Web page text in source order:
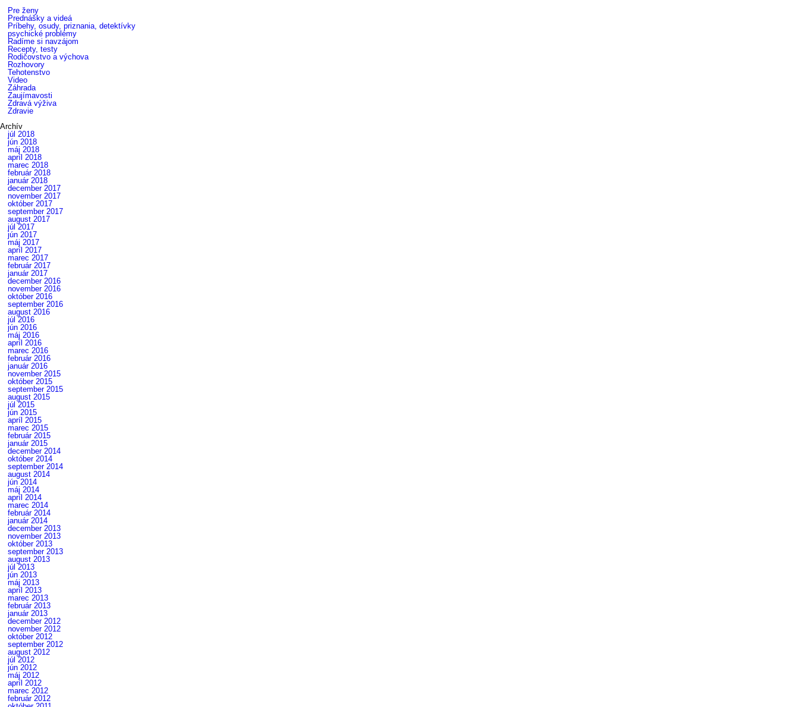
Pre ženy
Prednášky a videá
Príbehy, osudy, priznania, detektívky
psychické problémy
Radíme si navzájom
Recepty, testy
Rodičovstvo a výchova
Rozhovory
Tehotenstvo
Video
Záhrada
Zaujímavosti
Zdravá výživa
Zdravie
Archív
júl 2018
jún 2018
máj 2018
apríl 2018
marec 2018
február 2018
január 2018
december 2017
november 2017
október 2017
september 2017
august 2017
júl 2017
jún 2017
máj 2017
apríl 2017
marec 2017
február 2017
január 2017
december 2016
november 2016
október 2016
september 2016
august 2016
júl 2016
jún 2016
máj 2016
apríl 2016
marec 2016
február 2016
január 2016
november 2015
október 2015
september 2015
august 2015
júl 2015
jún 2015
apríl 2015
marec 2015
február 2015
január 2015
december 2014
október 2014
september 2014
august 2014
jún 2014
máj 2014
apríl 2014
marec 2014
február 2014
január 2014
december 2013
november 2013
október 2013
september 2013
august 2013
júl 2013
jún 2013
máj 2013
apríl 2013
marec 2013
február 2013
január 2013
december 2012
november 2012
október 2012
september 2012
august 2012
júl 2012
jún 2012
máj 2012
apríl 2012
marec 2012
február 2012